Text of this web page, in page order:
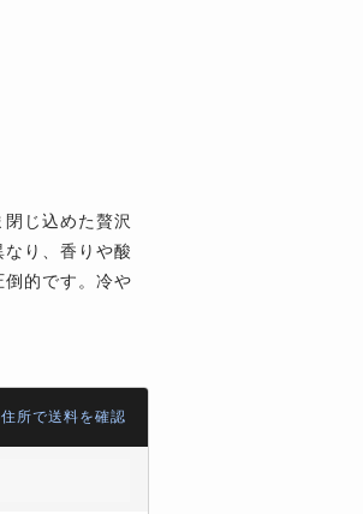
じ込めた贅沢
り、香りや酸
的です。冷や
所で送料を確認